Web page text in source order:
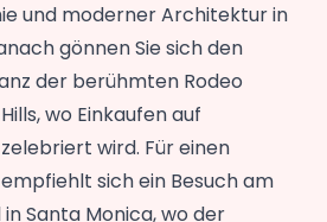
und moderner Architektur in
gönnen Sie sich den
der berühmten Rodeo
wo Einkaufen auf
wird. Für einen
sich ein Besuch am
Santa Monica, wo der